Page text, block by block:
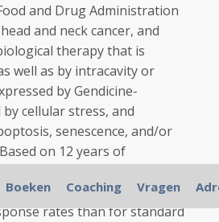
and Drug Administration
and neck cancer, and
therapy that is
well as by intracavity or
by Gendicine-
cellular stress, and
senescence, and/or
on 12 years of
studies, Gendicine has
with chemotherapy and
rates than for standard
Boeken Coaching Vragen